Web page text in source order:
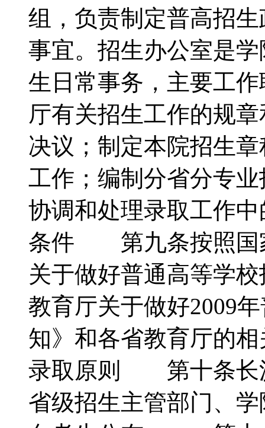
组，负责制定普高招
事宜。招生办公室是
生日常事务，主要工
厅有关招生工作的规
决议；制定本院招生
工作；编制分省分专
协调和处理录取工作
条件 第九条按照国
关于做好普通高等学
教育厅关于做好2009
知》和各省教育厅的
录取原则 第十条长
省级招生主管部门、